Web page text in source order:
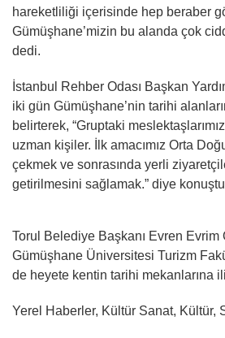
hareketliliği içerisinde hep beraber
Gümüşhane’mizin bu alanda çok
dedi.
İstanbul Rehber Odası Başkan
iki gün Gümüşhane’nin tarihi
belirterek, “Gruptaki
uzman kişiler. İlk amacımız Orta
çekmek ve sonrasında yerli
getirilmesini sağlamak.” diye
Torul Belediye Başkanı Evren Evrim
Gümüşhane Üniversitesi Turizm
de heyete kentin tarihi mekanlarına
Yerel Haberler, Kültür Sanat, Kültür,